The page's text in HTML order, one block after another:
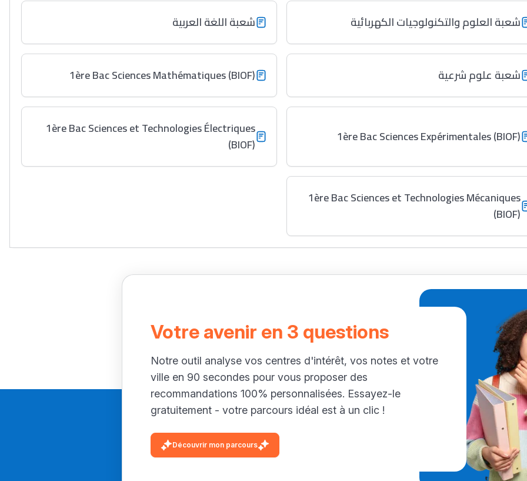
شعبة العلوم والتكنولوجيات الكهربائية شعبة اللغة العربية
شعبة علوم شرعية 1ère Bac Sciences Mathématiques (BIOF)
1ère Bac Sciences Expérimentales (BIOF)
1ère Bac Sciences et Technologies Électriques
(BIOF)
1ère Bac Sciences et Technologies Mécaniques
(BIOF)
Votre avenir en 3 questions
Notre outil analyse vos centres d'intérêt, vos notes et votre
ville en 90 secondes pour vous proposer des
recommandations 100% personnalisées. Essayez-le
gratuitement - votre parcours idéal est à un clic !
Découvrir mon parcours